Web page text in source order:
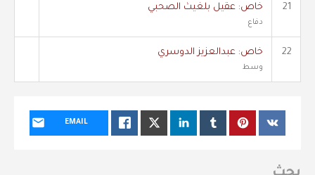
21 خاص: عقيل بلغيث الصحبي
دفاع
22 خاص: عبدالعزيز الدوسري
وسط
EMAIL